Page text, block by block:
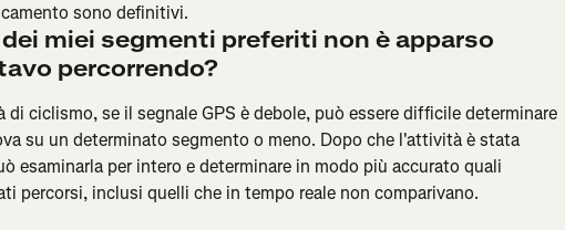
sono definitivi.
miei segmenti preferiti non è apparso
percorrendo?
ciclismo, se il segnale GPS è debole, può essere difficile determinare
su un determinato segmento o meno. Dopo che l'attività è stata
esaminarla per intero e determinare in modo più accurato quali
percorsi, inclusi quelli che in tempo reale non comparivano.